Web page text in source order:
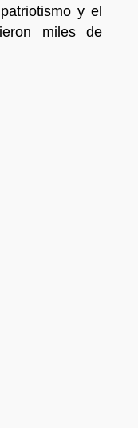
y el
miles de